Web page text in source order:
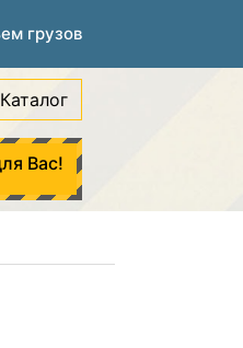
грузов
Каталог
Вас!